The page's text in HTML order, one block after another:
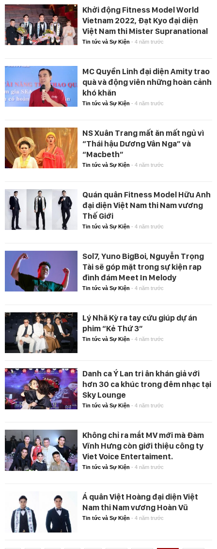
Khởi động Fitness Model World
Vietnam 2022, Đạt Kyo đại diện
Việt Nam thi Mister Supranational
Tin tức và Sự Kiện - 4 năm trước
MC Quyền Linh đại diện Amity trao
quà và động viên những hoàn cảnh
khó khăn
Tin tức và Sự Kiện - 4 năm trước
NS Xuân Trang mất ăn mất ngủ vì
“Thái hậu Dương Vân Nga” và
“Macbeth”
Tin tức và Sự Kiện - 4 năm trước
Quán quân Fitness Model Hữu Anh
đại diện Việt Nam thi Nam vương
Thế Giới
Tin tức và Sự Kiện - 4 năm trước
Sol7, Yuno BigBoi, Nguyễn Trọng
Tài sẽ góp mặt trong sự kiện rap
đình đám Meet In Melody
Tin tức và Sự Kiện - 4 năm trước
Lý Nhã Kỳ ra tay cứu giúp dự án
phim “Kẻ Thứ 3”
Tin tức và Sự Kiện - 4 năm trước
Danh ca Ý Lan tri ân khán giả với
hơn 30 ca khúc trong đêm nhạc tại
Sky Lounge
Tin tức và Sự Kiện - 4 năm trước
Không chỉ ra mắt MV mới mà Đàm
Vĩnh Hưng còn giới thiệu công ty
Viet Voice Entertaiment.
Tin tức và Sự Kiện - 4 năm trước
Á quân Việt Hoàng đại diện Việt
Nam thi Nam vương Hoàn Vũ
Tin tức và Sự Kiện - 4 năm trước